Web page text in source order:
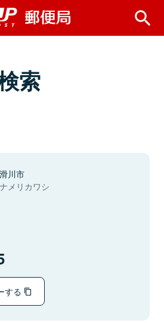
索
滑川市
ナメリカワシ
する